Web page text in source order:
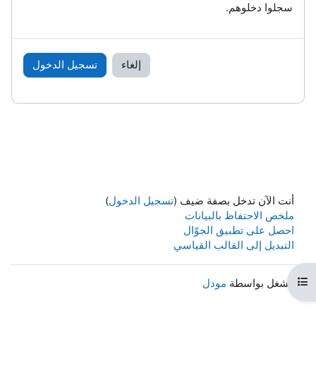
المقرر
سجلوا دخلوهم.
إلغاء تسجيل الدخول
أنت الآن تدخل بصفة ضيف (تسجيل الدخول)
ملخص الاحتفاظ بالبيانات
احصل على تطبيق الجوّال
التبديل إلى القالب القياسي
مشغل بواسطة مودل